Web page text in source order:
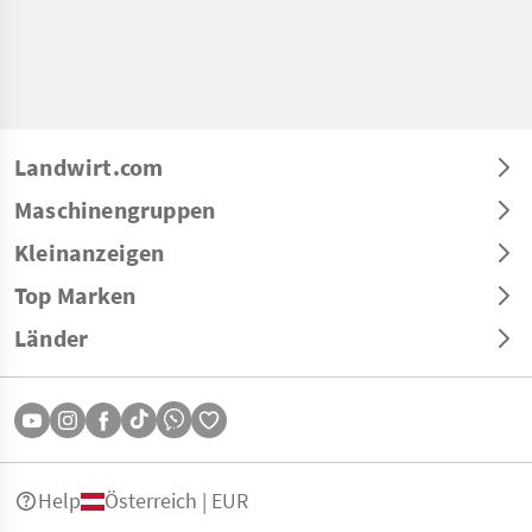
Landwirt.com
Maschinengruppen
Kleinanzeigen
Top Marken
Länder
Help Österreich | EUR